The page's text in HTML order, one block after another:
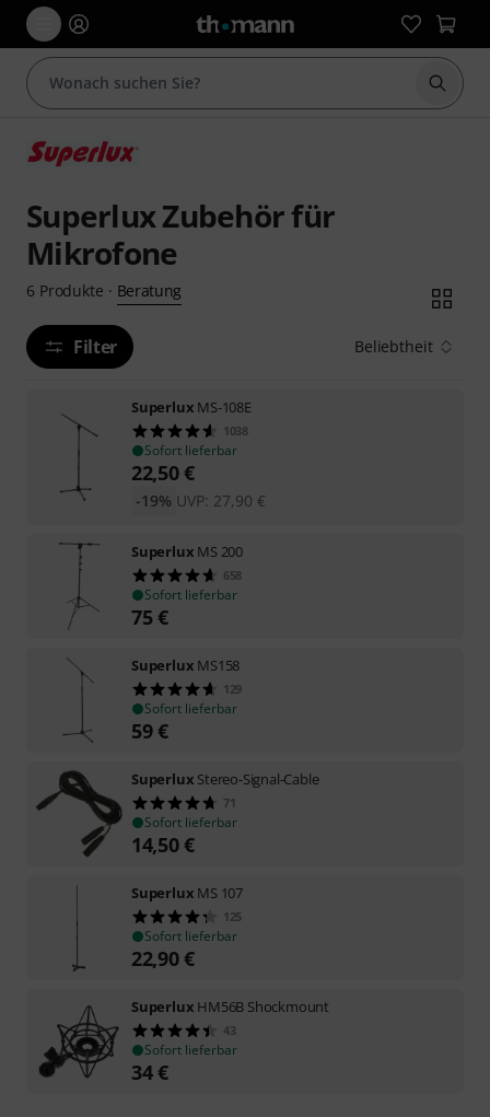
Suche
Superlux Zubehör für
Mikrofone
6 Produkte · Beratung
Filter Beliebtheit
Superlux MS-108E
1038
Sofort lieferbar
22,50€
UVP: 27,90 €
-19%
Superlux MS 200
658
Sofort lieferbar
75€
Superlux MS158
129
Sofort lieferbar
59€
Superlux Stereo-Signal-Cable
71
Sofort lieferbar
14,50€
Superlux MS 107
125
Sofort lieferbar
22,90€
Superlux HM56B Shockmount
43
Sofort lieferbar
34€